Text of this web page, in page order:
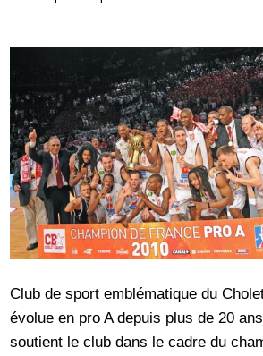
Club de sport emblématique du
évolue en pro A depuis plus de 20
soutient le club dans le cadre du